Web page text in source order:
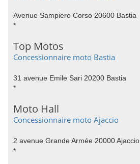
Avenue Sampiero Corso 20600 Bastia
*
Top Motos
Concessionnaire moto Bastia
31 avenue Emile Sari 20200 Bastia
*
Moto Hall
Concessionnaire moto Ajaccio
2 avenue Grande Armée 20000 Ajaccio
*